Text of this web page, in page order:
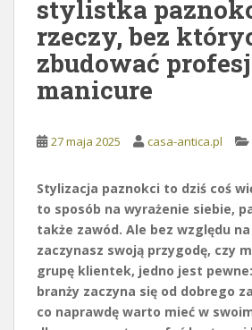
stylistka
rzeczy, bez
zbudować
manicure
27 maja 2025 casa-antica.pl
Stylizacja paznokci to dziś coś
to sposób na wyrażenie siebie,
także zawód. Ale bez względu
zaczynasz swoją przygodę, czy
grupę klientek, jedno jest
branży zaczyna się od dobrego
co naprawdę warto mieć w